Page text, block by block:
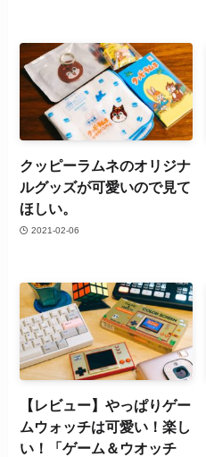
クッピーラムネのオリジナ
ルグッズが可愛いので見て
ほしい。
2021-02-06
【レビュー】やっぱりゲー
ムウォッチは可愛い！楽し
い！「ゲーム＆ウオッチ